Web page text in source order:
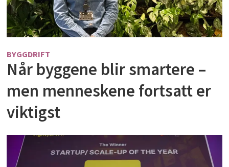
BYGGDRIFT
Når byggene blir smartere –
men menneskene fortsatt er
viktigst